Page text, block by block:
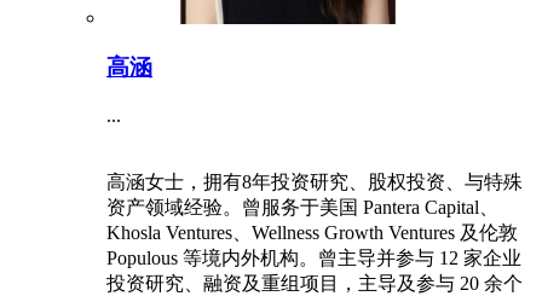
高涵
...
高涵女士，拥有8年投资研究、股权投资、与特殊
资产领域经验。曾服务于美国 Pantera Capital、
Khosla Ventures、Wellness Growth Ventures 及伦敦
Populous 等境内外机构。曾主导并参与 12 家企业
投资研究、融资及重组项目，主导及参与 20 余个